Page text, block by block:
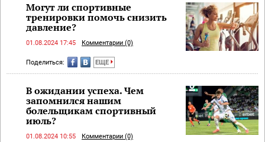
Могут ли спортивные
тренировки помочь снизить
давление?
01.08.2024 17:45 Комментарии (0)
Поделиться: ЕЩЕ
В ожидании успеха. Чем
запомнился нашим
болельщикам спортивный
июль?
01.08.2024 10:55
Комментарии (0)